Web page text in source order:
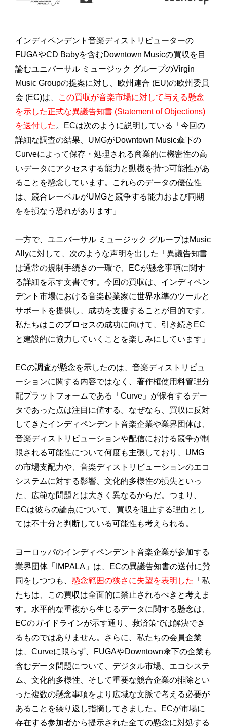
インディペンデント音楽ディストリビューターの
FUGAやCD Babyを含むDowntown Musicの買収を目
論むユニバーサル ミュージック グループのVirgin
Music Groupの提案に対し、欧州連合 (EU)の欧州委員
会 (EC)は、
この買収が音楽市場に対して与える懸念
を示した正式な異議告知書 (Statement of Objections)
を送付した。
ECは次のように説明している「今回の
詳細な調査の結果、 UMGがDowntown Music傘下の
Curveによって保存・ 処理される商業的に機密性の高
いデータにアクセスする能力と動機を持つ可能性があ
ることを懸念しています。
これらのデータの優位性
は、 競合レーベルがUMGと競争する能力および同期
をを損なう恐れがあります」
一方で、ユニバーサル ミュージック グループはMusic
Allyに対して、次のような声明を出した「 異議告知書
は通常の規制手続きの一環で、
ECが懸念事項に関す
る詳細を示す文書です。今回の買収は、 インディペン
デント市場における音楽起業家に世界水準のツールと
サポートを提供し、成功を支援することが目的です。
私たちはこのプロセスの成功に向けて、 引き続きEC
と建設的に協力していくことを楽しみにしています」
ECの調査が懸念を示したのは、 音楽ディストリビュ
ーションに関する内容ではなく、 著作権使用料管理分
配プラットフォームである「Curve」 が保有するデー
タであった点は注目に値する。なぜなら、 買収に反対
してきたインディペンデント音楽企業や業界団体は、
音楽ディストリビューションや配信における競争が制
限される可能性について何度も主張しており、UMG
の市場支配力や、 音楽ディストリビューションのエコ
システムに対する影響、 文化的多様性の損失といっ
た、 広範な問題とは大きく異なるからだ。つまり、
ECは彼らの論点について、 買収を阻止する理由とし
ては不十分と判断している可能性も考えられる。
ヨーロッパのインディペンデント音楽企業が参加する
業界団体「
IMPALA」は、ECの異議告知書の送付に賛
同をしつつも、 懸念範囲の狭さに失望を表明した
「私
たちは、
この買収は全面的に禁止されるべきと考えま
す。 水平的な重複から生じるデータに関する懸念は、
ECのガイドラインが示す通り、 救済策では解決でき
るものではありません。さらに、 私たちの会員企業
は、Curveに限らず、
FUGAやDowntown傘下の企業も
含むデータ問題について 、デジタル市場、エコシステ
ム、文化的多様性、 そして重要な競合企業の排除とい
った複数の懸念事項をより広域な文脈で考える必要が
あることを繰り返し指摘してきました。
ECが市場に
存在する参加者から提示された全ての懸念に対処する